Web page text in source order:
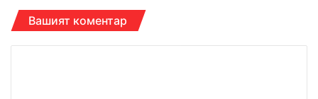
за
коментарите
Вашият коментар